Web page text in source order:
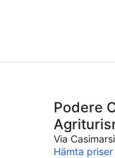
Podere
Via
Hämta priser